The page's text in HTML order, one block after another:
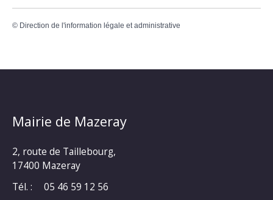
© Direction de l'information légale et administrative
Mairie de Mazeray
2, route de Taillebourg,
17400 Mazeray
Tél. :
05 46 59 12 56